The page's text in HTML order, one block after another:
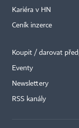
Kariéra v HN
Ceník inzerce
Koupit / darovat
Eventy
Newslettery
RSS kanály